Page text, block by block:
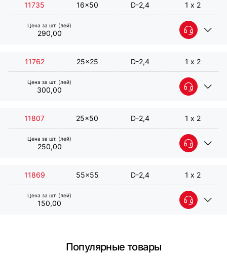
Сетка сварная оцинкованная 12х50 D-
Общие характеристики:
Подробнее о товаре
11735 16x50 D-2,4 1 х 2
Цена за шт. (лей)
290,00
Сетка сварная оцинкованная 16х50 D-
11762 25x25 D-2,4 1 х 2
Цена за шт. (лей)
300,00
11807 25x50 D-2,4 1 х 2
Цена за шт. (лей)
250,00
11869 55x55 D-2,4 1 х 2
Цена за шт. (лей)
150,00
Популярные товары